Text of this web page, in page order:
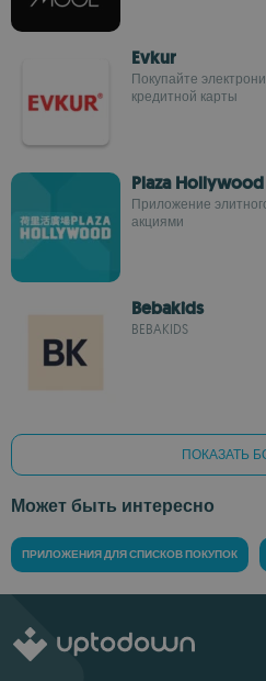
Evkur
Покупайте
кредитной карты
Plaza Hollywood
Приложение
акциями
Bebakids
BEBAKIDS
ПОКАЗАТЬ
Может быть интересно
ПРИЛОЖЕНИЯ ДЛЯ СПИСКОВ ПОКУПОК